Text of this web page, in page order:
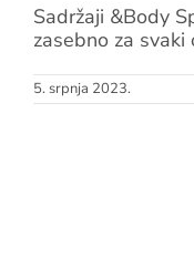
Sadržaji &Body
zasebno za
5. srpnja 2023.